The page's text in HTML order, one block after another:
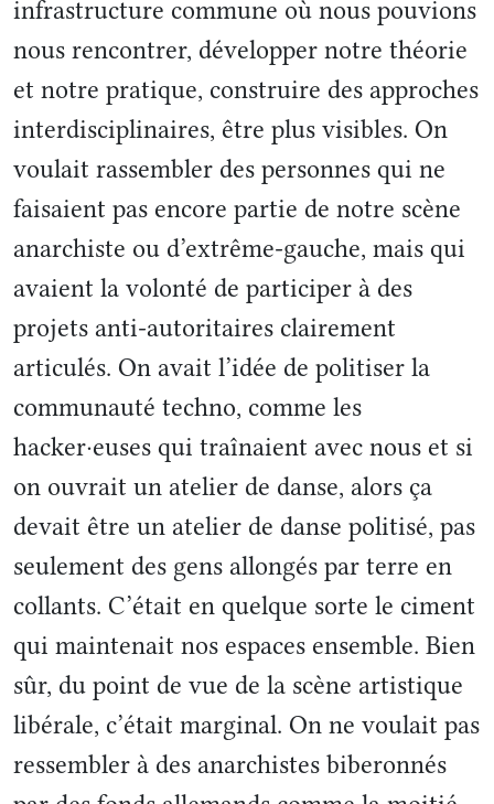
infrastructure commune où nous pouvions
nous rencontrer, développer notre théorie
et notre pratique, construire des approches
interdisciplinaires, être plus visibles. On
voulait rassembler des personnes qui ne
faisaient pas encore partie de notre scène
anarchiste ou d’extrême-gauche, mais qui
avaient la volonté de participer à des
projets anti-autoritaires clairement
articulés. On avait l’idée de politiser la
communauté techno, comme les
hacker·euses qui traînaient avec nous et si
on ouvrait un atelier de danse, alors ça
devait être un atelier de danse politisé, pas
seulement des gens allongés par terre en
collants. C’était en quelque sorte le ciment
qui maintenait nos espaces ensemble. Bien
sûr, du point de vue de la scène artistique
libérale, c’était marginal. On ne voulait pas
ressembler à des anarchistes biberonnés